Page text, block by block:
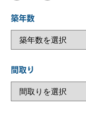
築年数
間取り